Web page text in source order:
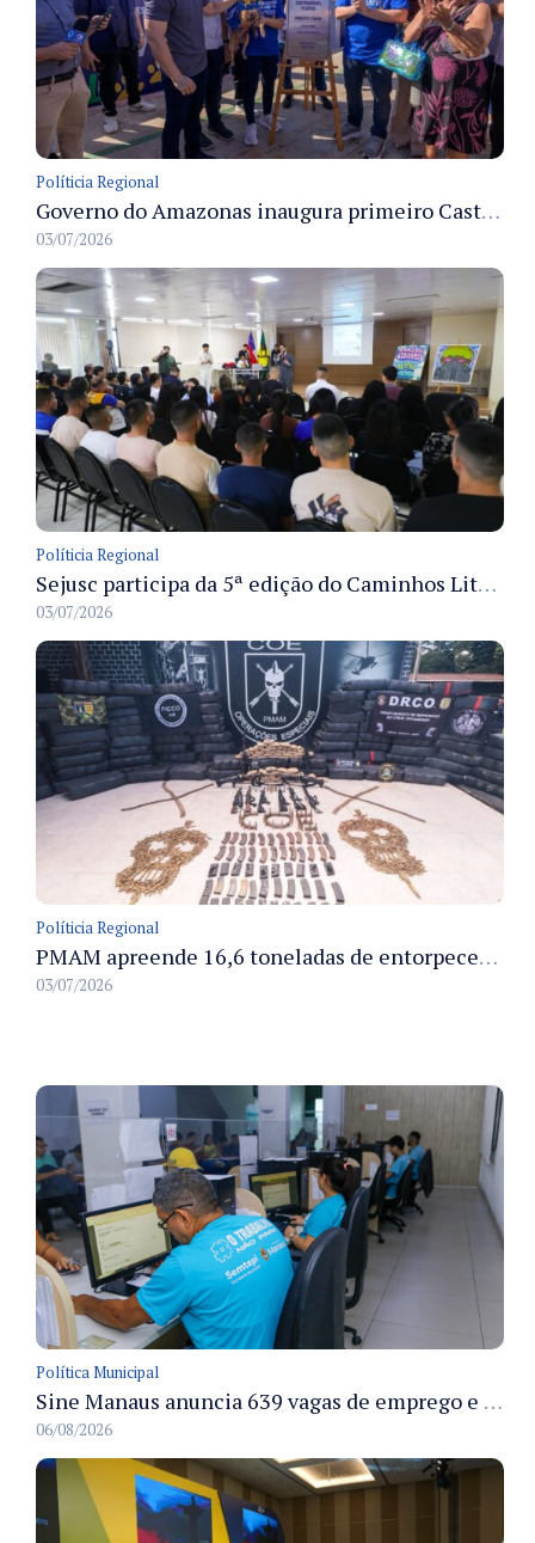
Políticia Regional
Governo do Amazonas inaugura primeiro Castramóvel Fluvial para atendimento veterinário às comunidades ribeirinhas e castração gratuita
03/07/2026
Políticia Regional
Sejusc participa da 5ª edição do Caminhos Literários com foco na cultura hip-hop nas unidades socioeducativas
03/07/2026
Políticia Regional
PMAM apreende 16,6 toneladas de entorpecentes e registra aumento nas prisões em flagrante e nas capturas de foragidos no primeiro semestre de 2026
03/07/2026
Política Municipal
Sine Manaus anuncia 639 vagas de emprego e atendimento presencial nesta sexta 7/8
06/08/2026